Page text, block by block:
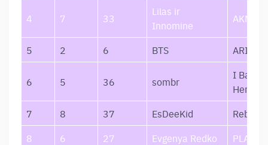
4 7 33
Lilas ir
Innomine
AKNB
5 2 6 BTS
6 5 36 sombr
I
Her
7
8 37 EsDeeKid
Rebel
8
6 27 Evgenya Redko